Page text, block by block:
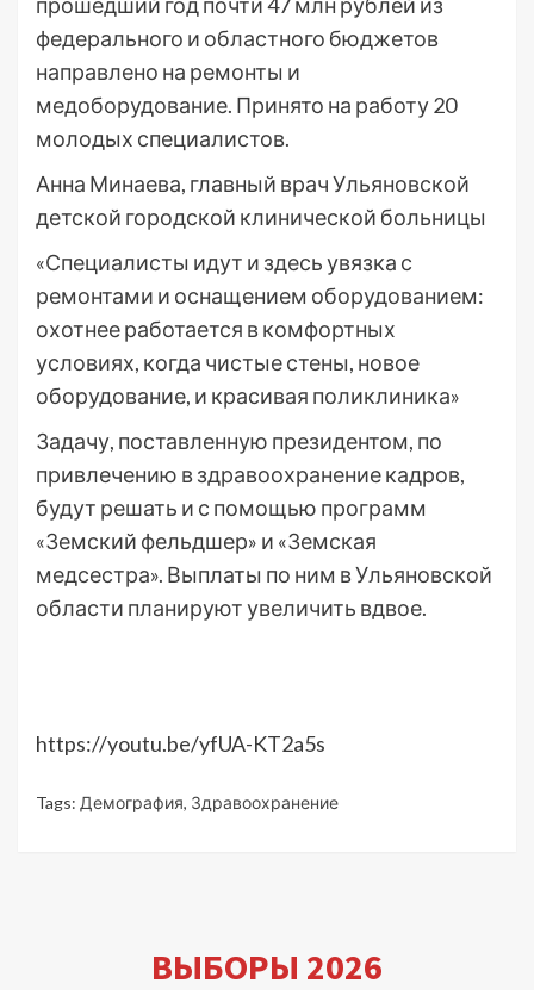
федерального и областного бюджетов
направлено на ремонты и
медоборудование. Принято на работу 20
молодых специалистов.
Анна Минаева, главный врач Ульяновской
детской городской клинической больницы
«Специалисты идут и здесь увязка с
ремонтами и оснащением оборудованием:
охотнее работается в комфортных
условиях, когда чистые стены, новое
оборудование, и красивая поликлиника»
Задачу, поставленную президентом, по
привлечению в здравоохранение кадров,
будут решать и с помощью программ
«Земский фельдшер» и «Земская
медсестра». Выплаты по ним в Ульяновской
области планируют увеличить вдвое.
https://youtu.be/yfUA-KT2a5s
Tags: Демография, Здравоохранение
ВЫБОРЫ 2026